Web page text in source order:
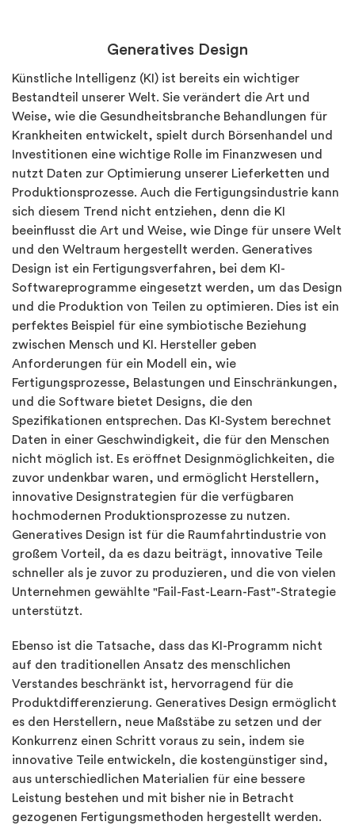
Generatives Design
Künstliche Intelligenz (KI) ist bereits ein wichtiger
Bestandteil unserer Welt. Sie verändert die Art und
Weise, wie die Gesundheitsbranche Behandlungen für
Krankheiten entwickelt, spielt durch Börsenhandel und
Investitionen eine wichtige Rolle im Finanzwesen und
nutzt Daten zur Optimierung unserer Lieferketten und
Produktionsprozesse. Auch die Fertigungsindustrie kann
sich diesem Trend nicht entziehen, denn die KI
beeinflusst die Art und Weise, wie Dinge für unsere Welt
und den Weltraum hergestellt werden. Generatives
Design ist ein Fertigungsverfahren, bei dem KI-
Softwareprogramme eingesetzt werden, um das Design
und die Produktion von Teilen zu optimieren. Dies ist ein
perfektes Beispiel für eine symbiotische Beziehung
zwischen Mensch und KI. Hersteller geben
Anforderungen für ein Modell ein, wie
Fertigungsprozesse, Belastungen und Einschränkungen,
und die Software bietet Designs, die den
Spezifikationen entsprechen. Das KI-System berechnet
Daten in einer Geschwindigkeit, die für den Menschen
nicht möglich ist. Es eröffnet Designmöglichkeiten, die
zuvor undenkbar waren, und ermöglicht Herstellern,
innovative Designstrategien für die verfügbaren
hochmodernen Produktionsprozesse zu nutzen.
Generatives Design ist für die Raumfahrtindustrie von
großem Vorteil, da es dazu beiträgt, innovative Teile
schneller als je zuvor zu produzieren, und die von vielen
Unternehmen gewählte "Fail-Fast-Learn-Fast"-Strategie
unterstützt.
Ebenso ist die Tatsache, dass das KI-Programm nicht
auf den traditionellen Ansatz des menschlichen
Verstandes beschränkt ist, hervorragend für die
Produktdifferenzierung. Generatives Design ermöglicht
es den Herstellern, neue Maßstäbe zu setzen und der
Konkurrenz einen Schritt voraus zu sein, indem sie
innovative Teile entwickeln, die kostengünstiger sind,
aus unterschiedlichen Materialien für eine bessere
Leistung bestehen und mit bisher nie in Betracht
gezogenen Fertigungsmethoden hergestellt werden.